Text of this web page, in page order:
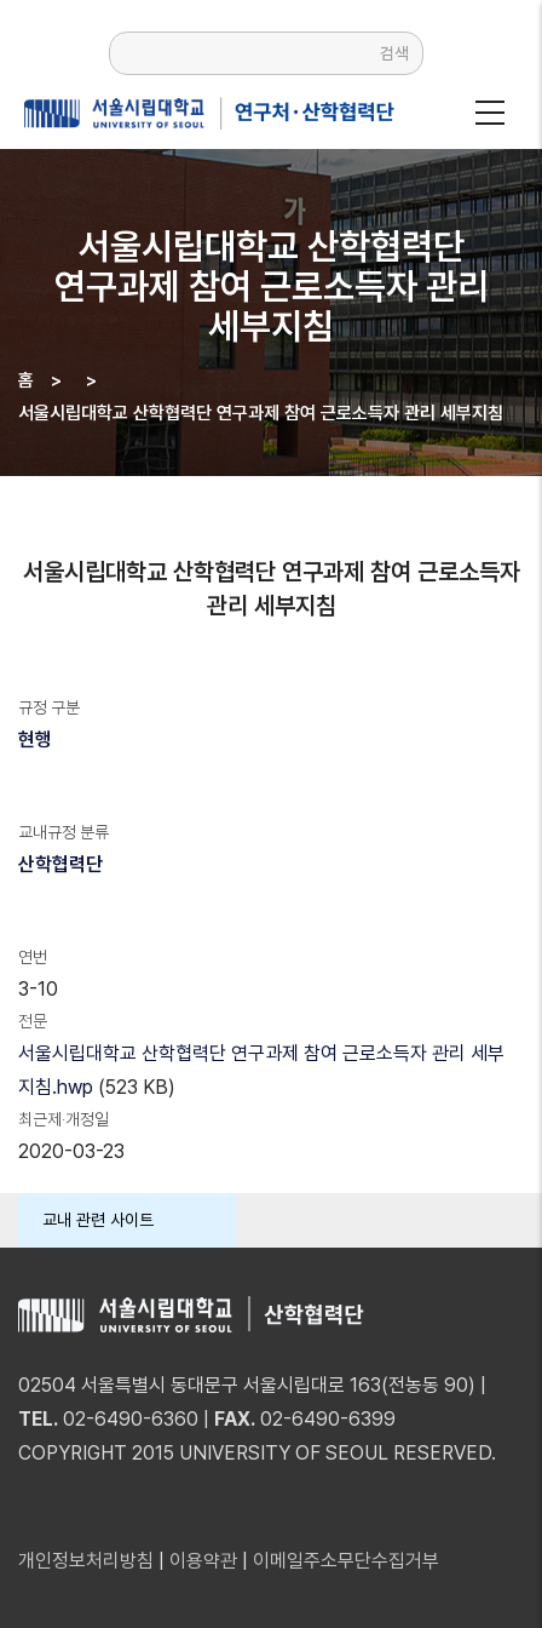
검색
서울시립대학교 산학협력단
연구과제 참여 근로소득자 관리
세부지침
이동
홈 >
>
서울시립대학교 산학협력단 연구과제 참여 근로소득자 관리 세부지침
서울시립대학교 산학협력단 연구과제 참여 근로소득자
관리 세부지침
규정 구분
현행
교내규정 분류
산학협력단
연번
3-10
전문
서울시립대학교 산학협력단 연구과제 참여 근로소득자 관리 세부
지침.hwp (523 KB)
최근제·개정일
2020-03-23
교내 관련 사이트
02504 서울특별시 동대문구 서울시립대로 163(전농동 90) |
TEL. 02-6490-6360 | FAX. 02-6490-6399
COPYRIGHT 2015 UNIVERSITY OF SEOUL RESERVED.
개인정보처리방침 이용약관 이메일주소무단수집거부